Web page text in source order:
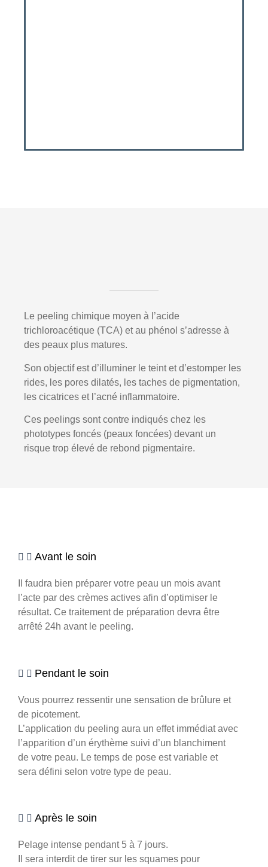
Le peeling chimique moyen à l’acide
trichloroacétique (TCA) et au phénol s’adresse à
des peaux plus matures.
Son objectif est d’illuminer le teint et d’estomper les
rides, les pores dilatés, les taches de pigmentation,
les cicatrices et l’acné inflammatoire.
Ces peelings sont contre indiqués chez les
phototypes foncés (peaux foncées) devant un
risque trop élevé de rebond pigmentaire.
Avant le soin
Il faudra bien préparer votre peau un mois avant
l’acte par des crèmes actives afin d’optimiser le
résultat. Ce traitement de préparation devra être
arrêté 24h avant le peeling.
Pendant le soin
Vous pourrez ressentir une sensation de brûlure et
de picotement.
L’application du peeling aura un effet immédiat avec
l’apparition d’un érythème suivi d’un blanchiment
de votre peau. Le temps de pose est variable et
sera défini selon votre type de peau.
Après le soin
Pelage intense pendant 5 à 7 jours.
Il sera interdit de tirer sur les squames pour